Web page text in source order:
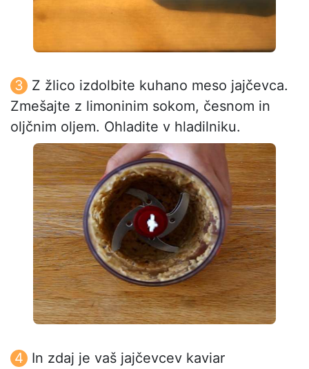
Z žlico izdolbite kuhano meso jajčevca.
Zmešajte z limoninim sokom, česnom in
oljčnim oljem. Ohladite v hladilniku.
In zdaj je vaš jajčevcev kaviar